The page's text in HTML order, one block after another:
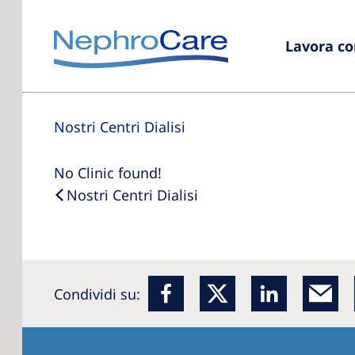
Lavora
Nostri Centri Dialisi
No Clinic found!
Nostri Centri Dialisi
Condividi su: